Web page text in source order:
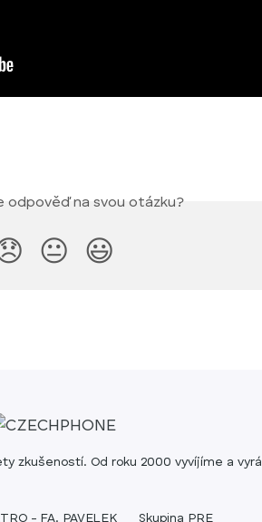
odpověď na svou otázku?
😐 😃
zkušeností. Od roku 2000 vyvíjíme a
- FA. PAVELEK Skupina PRE